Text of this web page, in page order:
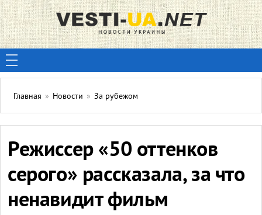
Главная » Новости » За рубежом
Режиссер «50 оттенков
серого» рассказала, за что
ненавидит фильм